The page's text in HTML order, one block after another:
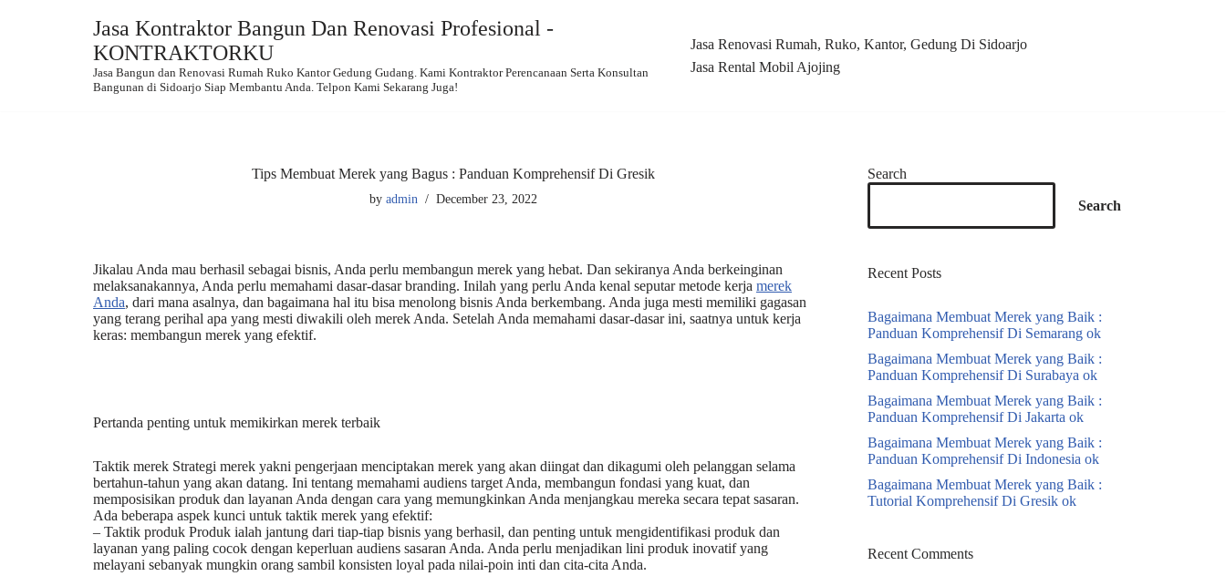
Jasa Kontraktor Bangun Dan Renovasi Profesional -
KONTRAKTORKU
Jasa Bangun dan Renovasi Rumah Ruko Kantor Gedung Gudang. Kami Kontraktor Perencanaan Serta Konsultan
Bangunan di Sidoarjo Siap Membantu Anda. Telpon Kami Sekarang Juga!
Jasa Renovasi Rumah, Ruko, Kantor, Gedung Di Sidoarjo
Jasa Rental Mobil Ajojing
Tips Membuat Merek yang Bagus : Panduan Komprehensif Di Gresik
by admin December 23, 2022
Jikalau Anda mau berhasil sebagai bisnis, Anda perlu membangun merek yang hebat. Dan sekiranya Anda berkeinginan
melaksanakannya, Anda perlu memahami dasar-dasar branding. Inilah yang perlu Anda kenal seputar metode kerja merek
Anda, dari mana asalnya, dan bagaimana hal itu bisa menolong bisnis Anda berkembang. Anda juga mesti memiliki gagasan
yang terang perihal apa yang mesti diwakili oleh merek Anda. Setelah Anda memahami dasar-dasar ini, saatnya untuk kerja
keras: membangun merek yang efektif.
Pertanda penting untuk memikirkan merek terbaik
Taktik merek Strategi merek yakni pengerjaan menciptakan merek yang akan diingat dan dikagumi oleh pelanggan selama
bertahun-tahun yang akan datang. Ini tentang memahami audiens target Anda, membangun fondasi yang kuat, dan
memposisikan produk dan layanan Anda dengan cara yang memungkinkan Anda menjangkau mereka secara tepat sasaran.
Ada beberapa aspek kunci untuk taktik merek yang efektif:
– Taktik produk Produk ialah jantung dari tiap-tiap bisnis yang berhasil, dan penting untuk mengidentifikasi produk dan
layanan yang paling cocok dengan keperluan audiens sasaran Anda. Anda perlu menjadikan lini produk inovatif yang
melayani sebanyak mungkin orang sambil konsisten loyal pada nilai-poin inti dan cita-cita Anda.
Search
Search
Recent Posts
Bagaimana Membuat Merek yang Baik :
Panduan Komprehensif Di Semarang ok
Bagaimana Membuat Merek yang Baik :
Panduan Komprehensif Di Surabaya ok
Bagaimana Membuat Merek yang Baik :
Panduan Komprehensif Di Jakarta ok
Bagaimana Membuat Merek yang Baik :
Panduan Komprehensif Di Indonesia ok
Bagaimana Membuat Merek yang Baik :
Tutorial Komprehensif Di Gresik ok
Recent Comments